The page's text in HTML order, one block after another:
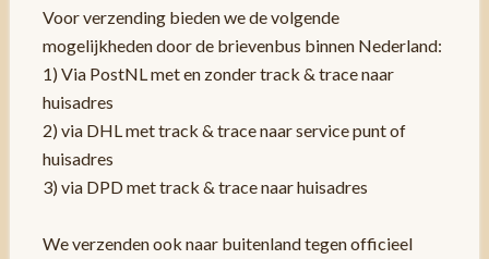
Voor verzending bieden we de volgende
mogelijkheden door de brievenbus binnen Nederland:
1) Via PostNL met en zonder track & trace naar
huisadres
2) via DHL met track & trace naar service punt of
huisadres
3) via DPD met track & trace naar huisadres
We verzenden ook naar buitenland tegen officieel